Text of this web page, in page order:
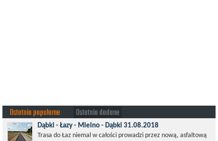
Ostatnio popularne Ostatnio dodane
Dąbki - Łazy - Mielno - Dąbki 31.08.2018
Trasa do Łaz niemal w całości prowadzi przez nową, asfaltową